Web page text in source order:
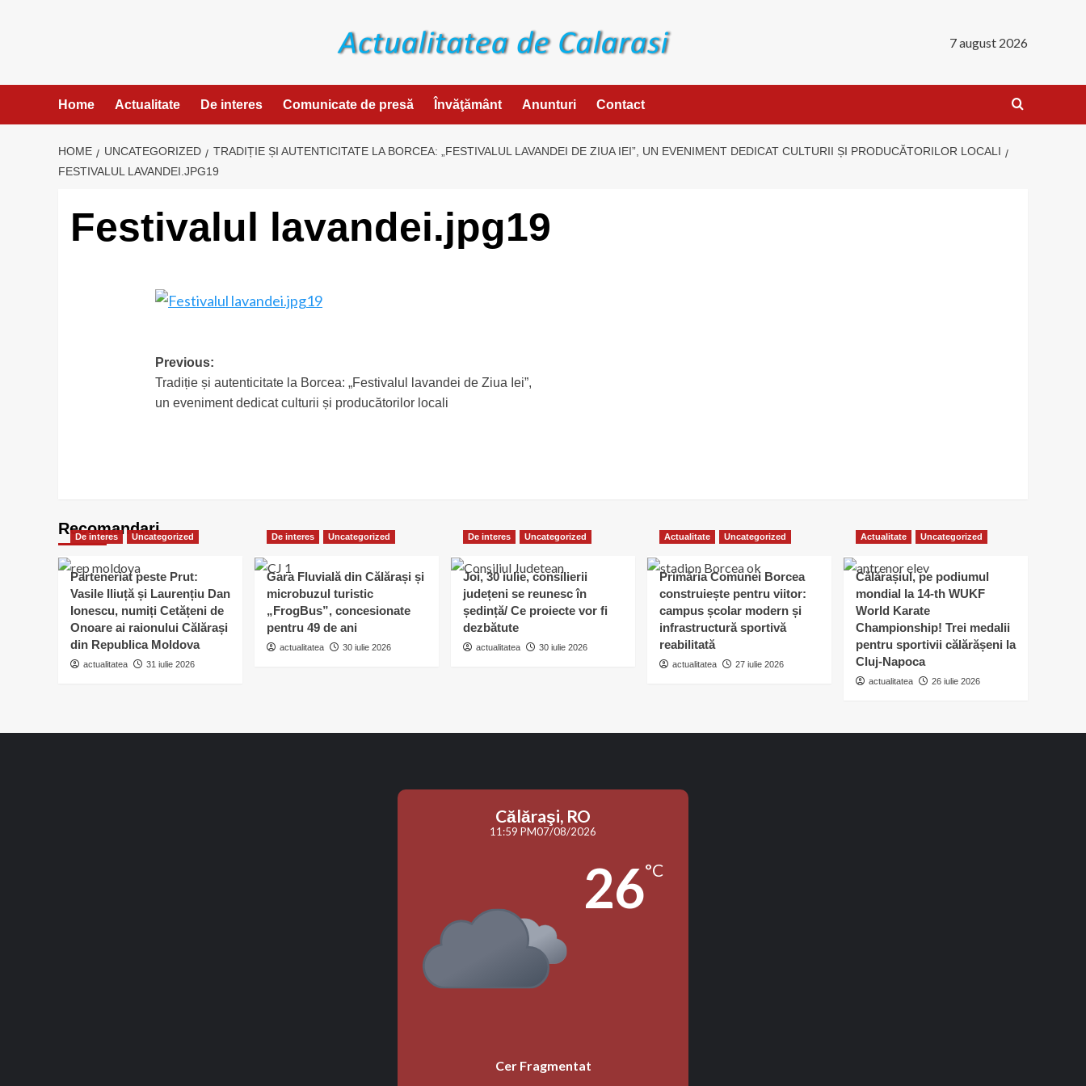
7 august 2026
Home Actualitate De interes Comunicate de presă Învăţământ Anunturi Contact
HOME UNCATEGORIZED
TRADIȚIE ȘI AUTENTICITATE LA BORCEA: „FESTIVALUL LAVANDEI DE ZIUA IEI”, UN EVENIMENT DEDICAT CULTURII ȘI PRODUCĂTORILOR LOCALI
FESTIVALUL LAVANDEI.JPG19
Festivalul lavandei.jpg19
Post
navigation
Previous:
Tradiție și autenticitate la Borcea: „Festivalul lavandei de Ziua Iei”,
un eveniment dedicat culturii și producătorilor locali
Recomandari
De interes Uncategorized
Parteneriat peste Prut:
Vasile Iliuță și Laurențiu Dan
Ionescu, numiți Cetățeni de
Onoare ai raionului Călărași
din Republica Moldova
actualitatea 31 iulie 2026
De interes Uncategorized
Gara Fluvială din Călărași și
microbuzul turistic
„FrogBus”, concesionate
pentru 49 de ani
actualitatea 30 iulie 2026
De interes Uncategorized
Joi, 30 iulie, consilierii
județeni se reunesc în
ședință/ Ce proiecte vor fi
dezbătute
actualitatea 30 iulie 2026
Actualitate Uncategorized
Primăria Comunei Borcea
construiește pentru viitor:
campus școlar modern și
infrastructură sportivă
reabilitată
actualitatea 27 iulie 2026
Actualitate Uncategorized
Călărașiul, pe podiumul
mondial la 14-th WUKF
World Karate
Championship! Trei medalii
pentru sportivii călărășeni la
Cluj-Napoca
actualitatea 26 iulie 2026
Călăraşi, RO
11:59 PM07/08/2026
26°C
Cer Fragmentat